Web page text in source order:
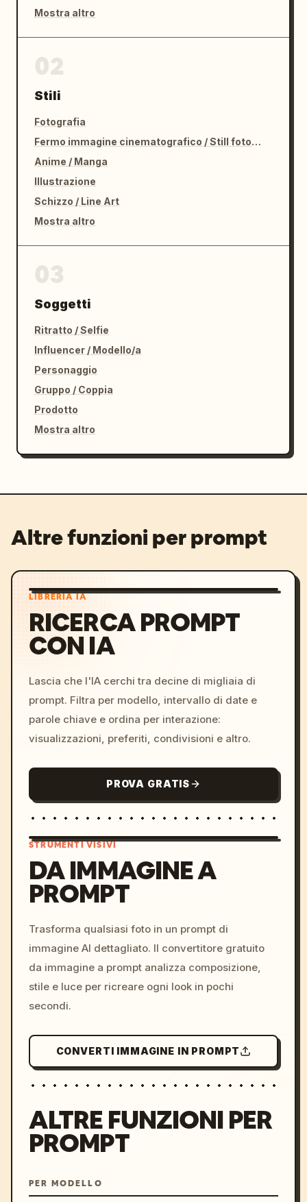
Mostra altro
Stili
Fotografia
Fermo immagine cinematografico / Still fotografico
Anime / Manga
Illustrazione
Schizzo / Line Art
Mostra altro
Soggetti
Ritratto / Selfie
Influencer / Modello/a
Personaggio
Gruppo / Coppia
Prodotto
Mostra altro
Altre funzioni per prompt
LIBRERIA IA
RICERCA PROMPT
CON IA
Lascia che l'IA cerchi tra decine di migliaia di
prompt. Filtra per modello, intervallo di date e
parole chiave e ordina per interazione:
visualizzazioni, preferiti, condivisioni e altro.
PROVA GRATIS
colors, 8k --v 6.0
STRUMENTI VISIVI
DA IMMAGINE A
PROMPT
Trasforma qualsiasi foto in un prompt di
immagine AI dettagliato. Il convertitore gratuito
da immagine a prompt analizza composizione,
stile e luce per ricreare ogni look in pochi
secondi.
CONVERTI IMMAGINE IN PROMPT
ALTRE FUNZIONI PER
PROMPT
PER MODELLO